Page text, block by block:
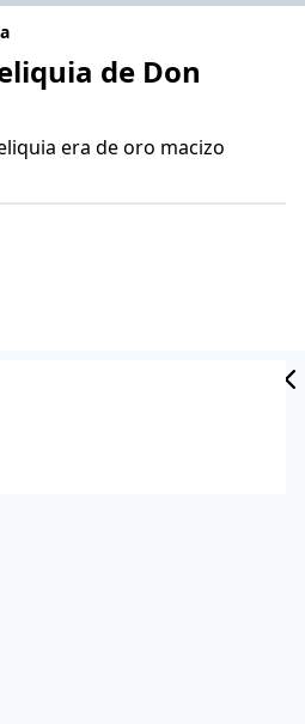
de Don
era de oro macizo